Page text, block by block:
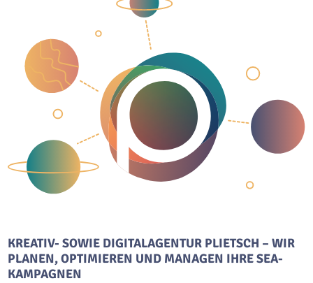
KREATIV- SOWIE DIGITALAGENTUR PLIETSCH – WIR
PLANEN, OPTIMIEREN UND MANAGEN IHRE SEA-
KAMPAGNEN